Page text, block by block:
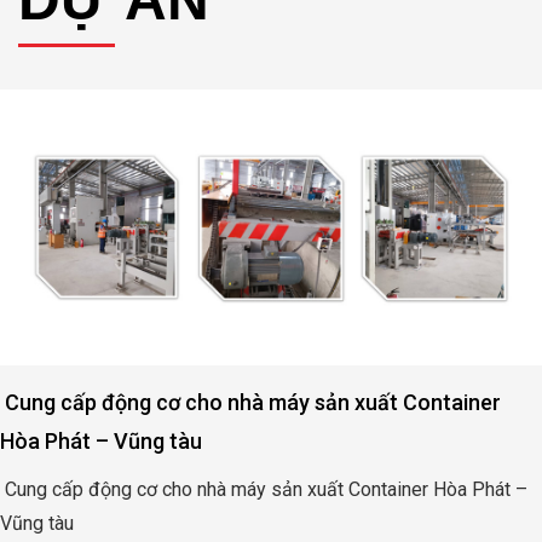
Container
Hòa Phát –
Động cơ nâng hạ cửa đập thủy lợi
Động cơ nâng hạ cửa đập thủy lợi Rào